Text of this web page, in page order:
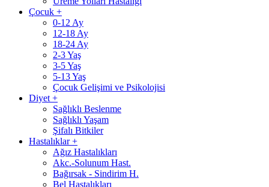
Çocuk +
0-12 Ay
12-18 Ay
18-24 Ay
2-3 Yaş
3-5 Yaş
5-13 Yaş
Çocuk Gelişimi ve Psikolojisi
Diyet +
Sağlıklı Beslenme
Sağlıklı Yaşam
Şifalı Bitkiler
Hastalıklar+
Ağız Hastalıkları
Akc.-Solunum Hast.
Bağırsak - Sindirim H.
Bel Hastalıkları